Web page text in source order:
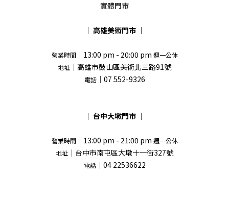
實體門市
｜ 高雄美術門市 ｜
營業時間｜13:00 pm - 20:00 pm 週一公休
地址 ｜高雄市鼓山區美術北三路91號
電話｜07 552-9326
｜ 台中大墩門市 ｜
營業時間｜13:00 pm - 21:00 pm 週一公休
地址 ｜台中市南屯區大墩十一街327號
電話｜04 22536622